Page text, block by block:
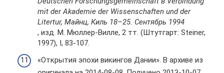
mit der Akademie der Wissenschaften und der
Litertur, Майнц, Киль 18–25. Сентябрь 1994
, изд. М. Мюллер-Вилле, 2 тт. (Штутгарт: Steiner,
1997), I, 83-107.
«Открытия эпохи викингов Дании». В архиве из